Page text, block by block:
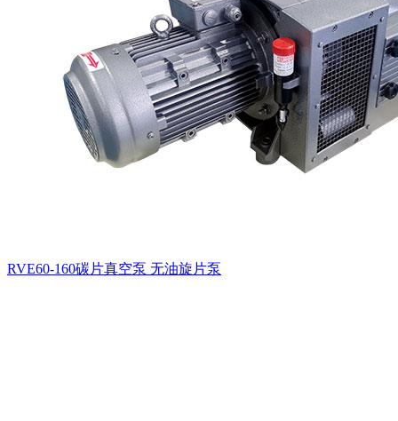
RVE60-160碳片真空泵 无油旋片泵